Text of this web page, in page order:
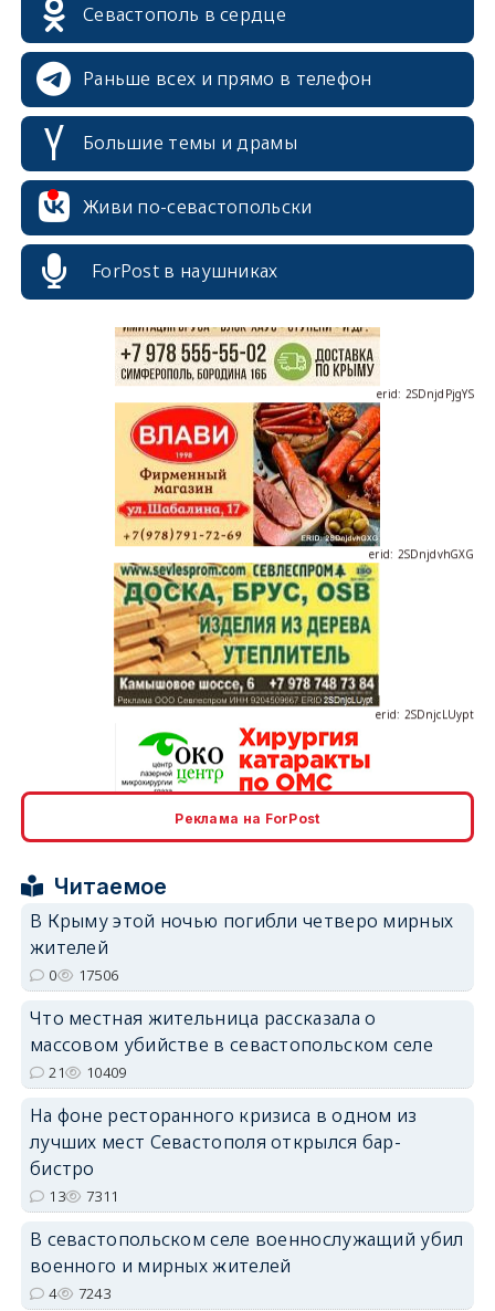
Севастополь в сердце
Раньше всех и прямо в телефон
Большие темы и драмы
Живи по-севастопольски
ForPost в наушниках
erid: 2SDnjcrDNw6
erid: 2SDnjdPjgYS
erid: 2SDnjdvhGXG
erid: 2SDnjdvhGXG
Реклама на ForPost
Читаемое
В Крыму этой ночью погибли четверо мирных
жителей
0 17506
Что местная жительница рассказала о
массовом убийстве в севастопольском селе
21 10409
На фоне ресторанного кризиса в одном из
лучших мест Севастополя открылся бар-
бистро
13 7311
В севастопольском селе военнослужащий убил
военного и мирных жителей
4 7243